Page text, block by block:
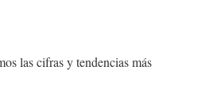
las cifras y tendencias más